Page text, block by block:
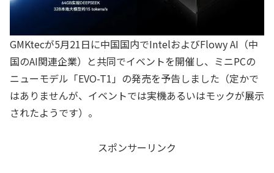
GMKtecが5月21日に中国国内でIntelおよびFlowy AI（中
国のAI関連企業）と共同でイベントを開催し、ミニPCの
ニューモデル「EVO-T1」の発売を予告しました（定かで
はありませんが、イベントでは実機あるいはモックが展示
されたようです）。
スポンサーリンク